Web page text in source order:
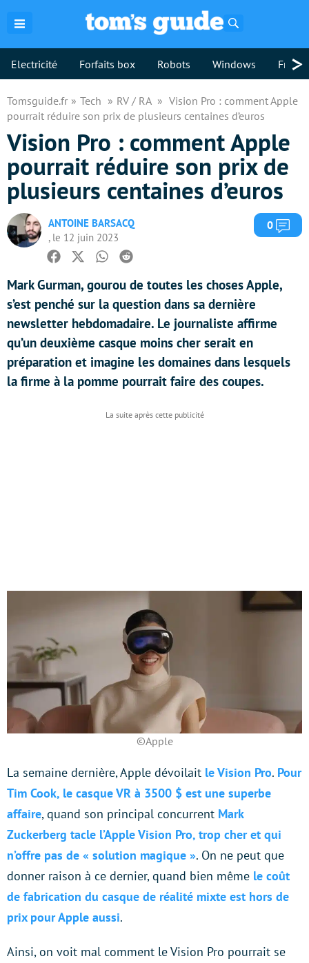
Electricité Forfaits box Robots Windows >
Tomsguide.fr Tech RV / RA
Vision Pro : comment Apple
pourrait réduire son prix de plusieurs centaines d’euros
Vision Pro : comment Apple
pourrait réduire son prix de
plusieurs centaines d’euros
ANTOINE BARSACQ
, le 12 juin 2023
0
Facebook
TwitterWhatsapp
Reddit
Mark Gurman, gourou de toutes les choses Apple,
s’est penché sur la question dans sa dernière
newsletter hebdomadaire. Le journaliste affirme
qu’un deuxième casque moins cher serait en
préparation et imagine les domaines dans lesquels
la firme à la pomme pourrait faire des coupes.
©Apple
La semaine dernière, Apple dévoilait le Vision Pro. Pour
Tim Cook, le casque VR à 3500 $ est une superbe
affaire, quand son principal concurrent Mark
Zuckerberg tacle l’Apple Vision Pro, trop cher et qui
n’offre pas de « solution magique ». On ne peut que
donner raison à ce dernier, quand bien même le coût
de fabrication du casque de réalité mixte est hors de
prix pour Apple aussi.
Ainsi, on voit mal comment le Vision Pro pourrait se